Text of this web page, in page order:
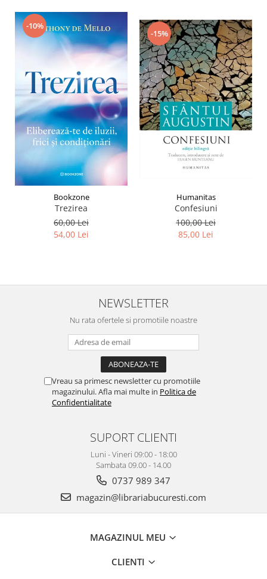
-10%
Bookzone
Trezirea
60,00 Lei
54,00 Lei
-15%
Humanitas
Confesiuni
100,00 Lei
85,00 Lei
NEWSLETTER
Nu rata ofertele si promotiile noastre
Vreau sa primesc newsletter cu promotiile
magazinului. Afla mai multe in Politica de
Confidentialitate
SUPORT CLIENTI
Luni - Vineri 09:00 - 18:00
Sambata 09.00 - 14.00
0737 989 347
magazin@librariabucuresti.com
MAGAZINUL MEU
CLIENTI